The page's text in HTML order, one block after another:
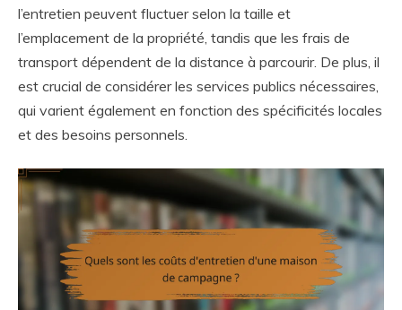
l’entretien peuvent fluctuer selon la taille et
l’emplacement de la propriété, tandis que les frais de
transport dépendent de la distance à parcourir. De plus, il
est crucial de considérer les services publics nécessaires,
qui varient également en fonction des spécificités locales
et des besoins personnels.